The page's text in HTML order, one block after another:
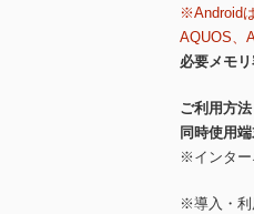
※Android
AQUOS、
必要メモ
ご利用方法
同時使用
※インター
※導入・利